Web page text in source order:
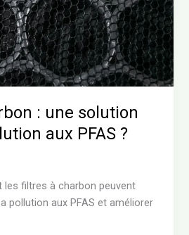
: une solution
aux PFAS ?
les filtres à charbon peuvent
pollution aux PFAS et améliorer